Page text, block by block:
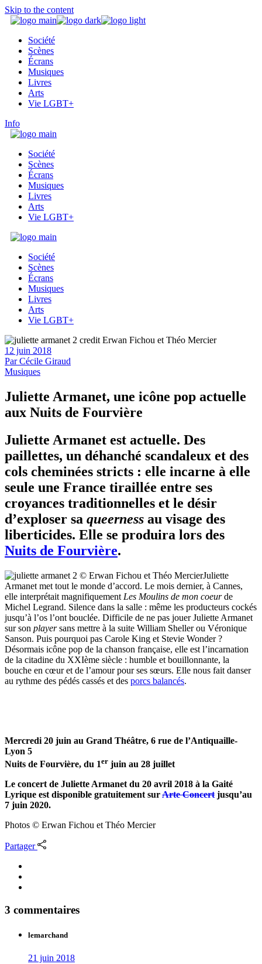
Skip to the content
Société
Scènes
Écrans
Musiques
Livres
Arts
Vie LGBT+
Info
Société
Scènes
Écrans
Musiques
Livres
Arts
Vie LGBT+
Société
Scènes
Écrans
Musiques
Livres
Arts
Vie LGBT+
12 juin 2018
ParCécile Giraud
Musiques
Juliette Armanet, une icône pop actuelle
aux Nuits de Fourvière
Juliette Armanet est actuelle. Des
paillettes, un déhanché scandaleux et des
cols cheminées stricts : elle incarne à elle
seule une France tiraillée entre ses
croyances traditionnelles et le désir
d’exploser sa queerness au visage des
liberticides. Elle se produira lors des
Nuits de Fourvière.
Juliette
Armanet met tout le monde d’accord. Le mois dernier, à Cannes,
elle interprétait magnifiquement Les Moulins de mon coeurde
Michel Legrand. Silence dans la salle : même les producteurs cockés
jusqu’à l’os l’ont bouclée. Difficile de ne pas jouer Juliette Armanet
sur son playersans mettre à la suite William Sheller ou Véronique
Sanson. Puis pourquoi pas Carole King et Stevie Wonder ?
Désormais icône pop de la chanson française, elle est l’incarnation
de la citadine du XXIème siècle : humble et bouillonnante, la
bouche en cœur et de l’amour pour ses sœurs. Elle nous fait danser
au rythme des pédés cassés et des porcs balancés.
Mercredi 20 juin au Grand Théâtre, 6 rue de l’Antiquaille-
Lyon 5
Nuits de Fourvière, du 1er juin au 28 juillet
Le concert de Juliette Armanet du 20 avril 2018 à la Gaité
Lyrique est disponible gratuitement surArte Concert jusqu’au
7 juin 2020.
Photos © Erwan Fichou et Théo Mercier
Partager
3 commentaires
lemarchand
21 juin 2018